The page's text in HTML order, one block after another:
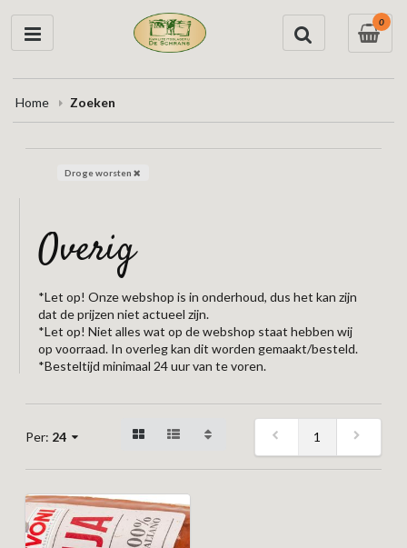
0
Home Zoeken
Droge worsten
overig
*Let op! Onze webshop is in onderhoud, dus het kan zijn
dat de prijzen niet actueel zijn.
*Let op! Niet alles wat op de webshop staat hebben wij
op voorraad. In overleg kan dit worden gemaakt/besteld.
*Besteltijd minimaal 24 uur van te voren.
Per: 24 1